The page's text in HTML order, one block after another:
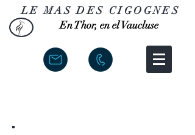
LE MAS DES CIGOGNES
En Thor, en el Vaucluse